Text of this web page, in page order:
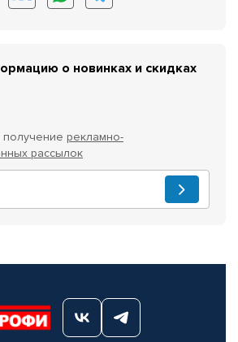
о новинках и скидках
получение рекламно-
рассылок